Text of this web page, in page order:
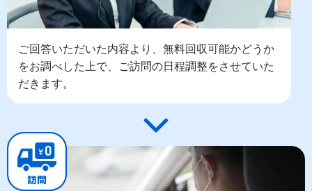
ご回答いただいた内容より、無料回収可能かどうか
をお調べした上で、ご訪問の日程調整をさせていた
だきます。